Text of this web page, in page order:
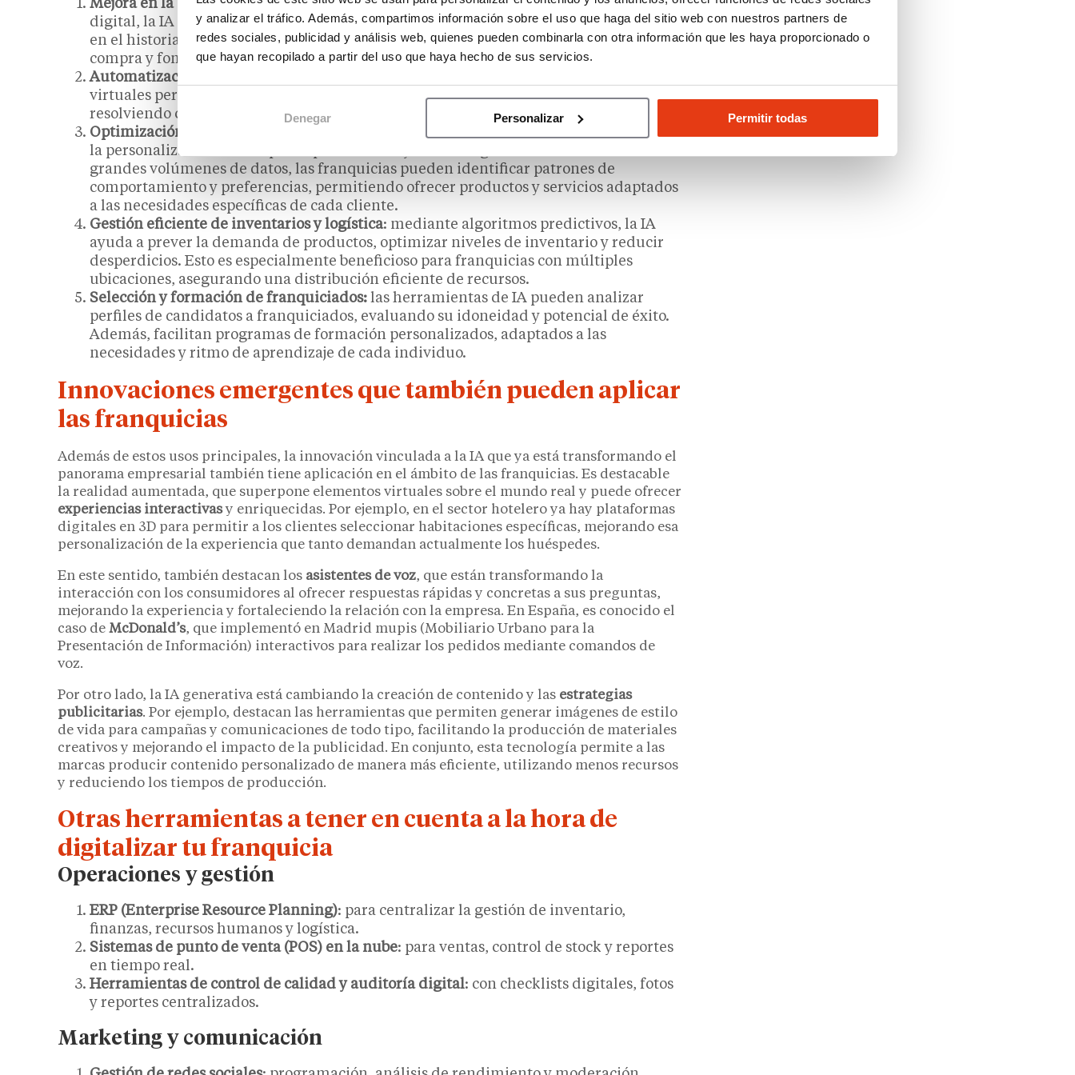
y analizar el tráfico. Además, compartimos información sobre el uso que haga del sitio web con nuestros partners de
redes sociales, publicidad y análisis web, quienes pueden combinarla con otra información que les haya proporcionado o
que hayan recopilado a partir del uso que haya hecho de sus servicios.
Denegar Personalizar Permitir todas
Mejora en la experiencia del consumidor: si la personalización es clave en la era
digital, la IA permite a las franquicias ofrecer recomendaciones de productos basadas
en el historial de compras y preferencias del cliente, mejorando esa experiencia de
compra y fomentando la fidelidad del consumidor.
Automatización del servicio al cliente:
virtuales permite a las franquicias ofrecer atención al cliente las 24 horas,
resolviendo consultas frecuentes y mejorando la satisfacción del usuario.
Optimización del marketing:
la IA facilita la segmentación avanzada de los clientes y
la personalización de campañas publicitarias y marketing de contenidos. Al analizar
grandes volúmenes de datos, las franquicias pueden identificar patrones de
comportamiento y preferencias, permitiendo ofrecer productos y servicios adaptados
a las necesidades específicas de cada cliente.
Gestión eficiente de inventarios y logística: mediante algoritmos predictivos, la IA
ayuda a prever la demanda de productos, optimizar niveles de inventario y reducir
desperdicios. Esto es especialmente beneficioso para franquicias con múltiples
ubicaciones, asegurando una distribución eficiente de recursos.​
Selección y formación de franquiciados: las herramientas de IA pueden analizar
perfiles de candidatos a franquiciados, evaluando su idoneidad y potencial de éxito.
Además, facilitan programas de formación personalizados, adaptados a las
necesidades y ritmo de aprendizaje de cada individuo.
Innovaciones emergentes que también pueden aplicar
las franquicias
Además de estos usos principales, la innovación vinculada a la IA que ya está transformando el
panorama empresarial también tiene aplicación en el ámbito de las franquicias. Es destacable
la realidad aumentada, que superpone elementos virtuales sobre el mundo real y puede ofrecer
experiencias interactivasy enriquecidas. Por ejemplo, en el sector hotelero ya hay plataformas
digitales en 3D para permitir a los clientes seleccionar habitaciones específicas, mejorando esa
personalización de la experiencia que tanto demandan actualmente los huéspedes.
En este sentido, también destacan los asistentes de voz, que están transformando la
interacción con los consumidores al ofrecer respuestas rápidas y concretas a sus preguntas,
mejorando la experiencia y fortaleciendo la relación con la empresa. En España, es conocido el
caso de McDonald’s, que implementó en Madrid mupis (Mobiliario Urbano para la
Presentación de Información) interactivos para realizar los pedidos mediante comandos de
voz.
Por otro lado, la IA generativa está cambiando la creación de contenido y las estrategias
publicitarias. Por ejemplo, destacan las herramientas que permiten generar imágenes de estilo
de vida para campañas y comunicaciones de todo tipo, facilitando la producción de materiales
creativos y mejorando el impacto de la publicidad. En conjunto, esta tecnología permite a las
marcas producir contenido personalizado de manera más eficiente, utilizando menos recursos
y reduciendo los tiempos de producción.​
Otras herramientas a tener en cuenta a la hora de
digitalizar tu franquicia
Operaciones y gestión
ERP (Enterprise Resource Planning): para centralizar la gestión de inventario,
finanzas, recursos humanos y logística.
Sistemas de punto de venta (POS) en la nube: para ventas, control de stock y reportes
en tiempo real.
Herramientas de control de calidad y auditoría digital: con checklists digitales, fotos
y reportes centralizados.
Marketing y comunicación